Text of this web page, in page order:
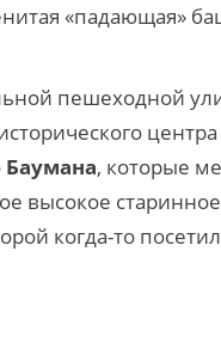
«падающая»
пешеходной
Баумана, которые
высокое
когда-то